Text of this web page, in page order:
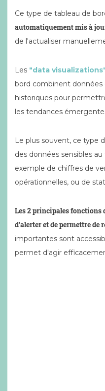
Ce type de tableau de
automatiquement mis à
de l'actualiser
Les "data
bord combinent
historiques pour
les tendances
Le plus souvent, ce type
des données sensibles
exemple de chiffres de
opérationnelles, ou de
Les 2 principales fonctions
d'alerter et de permettre de
importantes sont
permet d'agir